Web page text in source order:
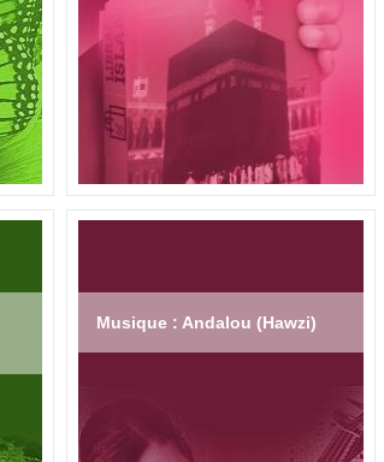
Musique : Andalou (Hawzi)